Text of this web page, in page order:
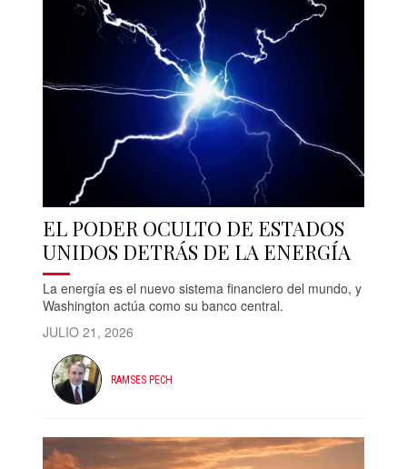
EL PODER OCULTO DE ESTADOS
UNIDOS DETRÁS DE LA ENERGÍA
La energía es el nuevo sistema financiero del mundo, y
Washington actúa como su banco central.
JULIO 21, 2026
RAMSES PECH